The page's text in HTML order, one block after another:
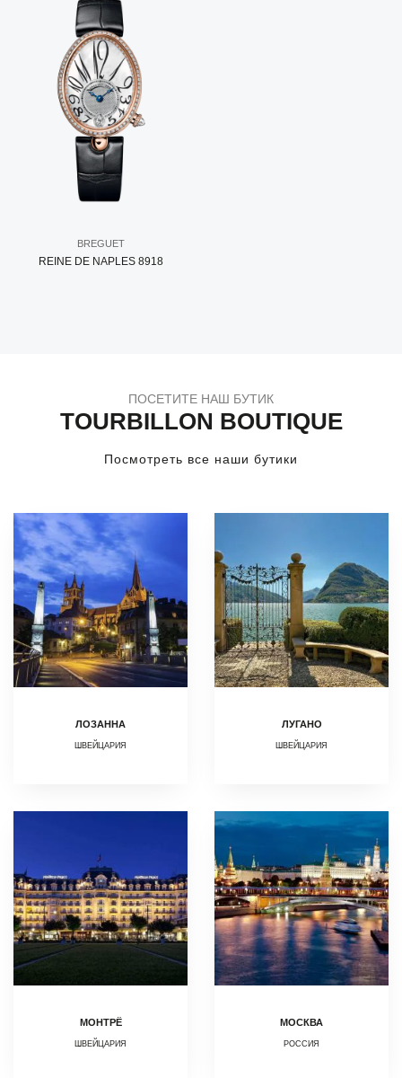
BREGUET
REINE DE NAPLES 8918
ПОСЕТИТЕ НАШ БУТИК
TOURBILLON BOUTIQUE
Посмотреть все наши бутики
ЛОЗАННА
ШВЕЙЦАРИЯ
ЛУГАНО
ШВЕЙЦАРИЯ
МОНТРЁ
ШВЕЙЦАРИЯ
МОСКВА
РОССИЯ